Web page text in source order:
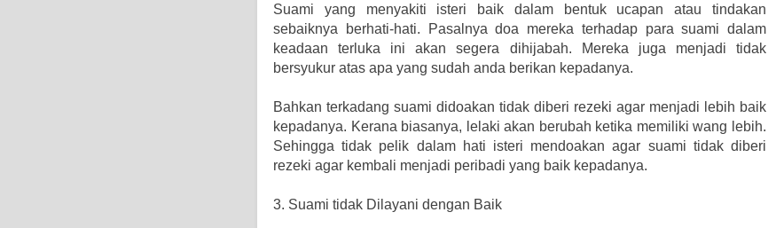
Suami yang menyakiti isteri baik dalam bentuk ucapan atau tindakan
sebaiknya berhati-hati. Pasalnya doa mereka terhadap para suami dalam
keadaan terluka ini akan segera dihijabah. Mereka juga menjadi tidak
bersyukur atas apa yang sudah anda berikan kepadanya.
Bahkan terkadang suami didoakan tidak diberi rezeki agar menjadi lebih baik
kepadanya. Kerana biasanya, lelaki akan berubah ketika memiliki wang lebih.
Sehingga tidak pelik dalam hati isteri mendoakan agar suami tidak diberi
rezeki agar kembali menjadi peribadi yang baik kepadanya.
3. Suami tidak Dilayani dengan Baik